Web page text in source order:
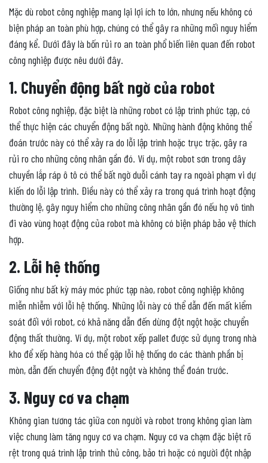
Mặc dù robot công nghiệp mang lại lợi ích to lớn, nhưng nếu không có
biện pháp an toàn phù hợp, chúng có thể gây ra những mối nguy hiểm
đáng kể. Dưới đây là bốn rủi ro an toàn phổ biến liên quan đến robot
công nghiệp được nêu dưới đây.
1. Chuyển động bất ngờ của robot
Robot công nghiệp, đặc biệt là những robot có lập trình phức tạp, có
thể thực hiện các chuyển động bất ngờ. Những hành động không thể
đoán trước này có thể xảy ra do lỗi lập trình hoặc trục trặc, gây ra
rủi ro cho những công nhân gần đó. Ví dụ, một robot sơn trong dây
chuyền lắp ráp ô tô có thể bất ngờ duỗi cánh tay ra ngoài phạm vi dự
kiến ​​do lỗi lập trình. Điều này có thể xảy ra trong quá trình hoạt động
thường lệ, gây nguy hiểm cho những công nhân gần đó nếu họ vô tình
đi vào vùng hoạt động của robot mà không có biện pháp bảo vệ thích
hợp.
2. Lỗi hệ thống
Giống như bất kỳ máy móc phức tạp nào, robot công nghiệp không
miễn nhiễm với lỗi hệ thống. Những lỗi này có thể dẫn đến mất kiểm
soát đối với robot, có khả năng dẫn đến dừng đột ngột hoặc chuyển
động thất thường. Ví dụ, một robot xếp pallet được sử dụng trong nhà
kho để xếp hàng hóa có thể gặp lỗi hệ thống do các thành phần bị
mòn, dẫn đến chuyển động đột ngột và không thể đoán trước.
3. Nguy cơ va chạm
Không gian tương tác giữa con người và robot trong không gian làm
việc chung làm tăng nguy cơ va chạm. Nguy cơ va chạm đặc biệt rõ
rệt trong quá trình lập trình thủ công, bảo trì hoặc có người đột nhập